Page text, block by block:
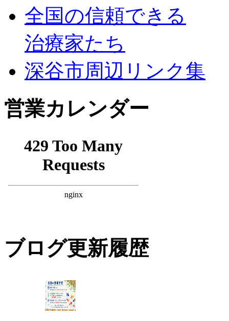
全国の信頼できる
治療家たち
深谷市周辺リンク集
営業カレンダー
ブログ更新履歴